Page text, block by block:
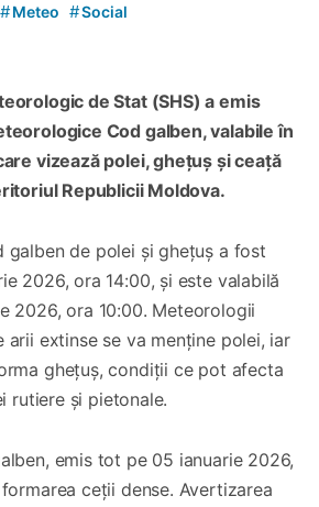
#Meteo #Social
de Stat (SHS) a emis
Cod galben, valabile în
vizează polei, ghețuș și ceață
Republicii Moldova.
galben de polei și ghețuș a fost
2026, ora 14:00, și este valabilă
2026, ora 10:00. Meteorologii
arii extinse se va menține polei, iar
ghețuș, condiții ce pot afecta
rutiere și pietonale.
emis tot pe 05 ianuarie 2026,
ceții dense. Avertizarea